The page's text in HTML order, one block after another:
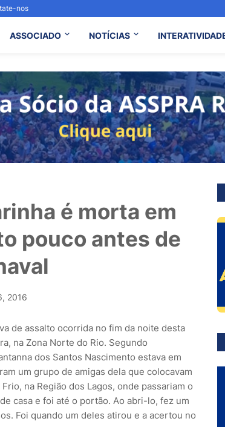
nos
ASSOCIADO NOTÍCIAS
é morta em
pouco antes de
2016
de assalto ocorrida no fim da noite desta
na Zona Norte do Rio. Segundo
dos Santos Nascimento estava em
um grupo de amigas dela que colocavam
na Região dos Lagos, onde passariam o
casa e foi até o portão. Ao abri-lo, fez um
Foi quando um deles atirou e a acertou no